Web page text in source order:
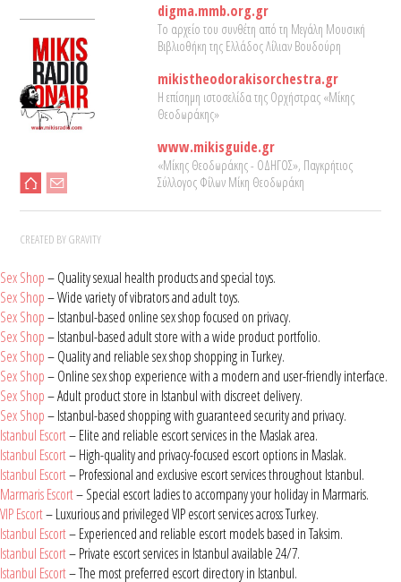
digma.mmb.org.gr
Το αρχείο του συνθέτη από τη Μεγάλη Μουσική
Βιβλιοθήκη της Ελλάδος Λίλιαν Βουδούρη
mikistheodorakisorchestra.gr
Η επίσημη ιστοσελίδα της Ορχήστρας «Μίκης
Θεοδωράκης»
www.mikisguide.gr
«Μίκης Θεοδωράκης - ΟΔΗΓΟΣ», Παγκρήτιος
Σύλλογος Φίλων Μίκη Θεοδωράκη
CREATED BY GRAVITY
Sex Shop– Quality sexual health products and special toys.
Sex Shop– Wide variety of vibrators and adult toys.
Sex Shop– Istanbul-based online sex shop focused on privacy.
Sex Shop– Istanbul-based adult store with a wide product portfolio.
Sex Shop– Quality and reliable sex shop shopping in Turkey.
Sex Shop– Online sex shop experience with a modern and user-friendly interface.
Sex Shop– Adult product store in Istanbul with discreet delivery.
Sex Shop– Istanbul-based shopping with guaranteed security and privacy.
Istanbul Escort– Elite and reliable escort services in the Maslak area.
Istanbul Escort– High-quality and privacy-focused escort options in Maslak.
Istanbul Escort– Professional and exclusive escort services throughout Istanbul.
Marmaris Escort– Special escort ladies to accompany your holiday in Marmaris.
VIP Escort– Luxurious and privileged VIP escort services across Turkey.
Istanbul Escort– Experienced and reliable escort models based in Taksim.
Istanbul Escort– Private escort services in Istanbul available 24/7.
Istanbul Escort– The most preferred escort directory in Istanbul.